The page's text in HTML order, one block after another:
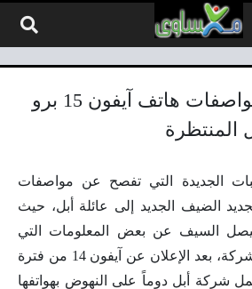
تسريبات حول مواصفات هاتف آيفون 15 برو
المنتظرة
الجديدة التي تفصح عن مواصفات
15 برو الجديد الضيف الجديد إلى عائلة أبل، حيث
فيصل السيف عن بعض المعلومات التي
تخص الهاتف الجديد للشركة، بعد الإعلان عن آيفون 14 من فترة
شركة أبل دوماً على النهوض بهواتفها